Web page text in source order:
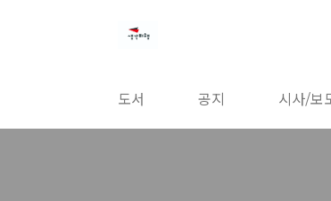
도서 공지 시사/보